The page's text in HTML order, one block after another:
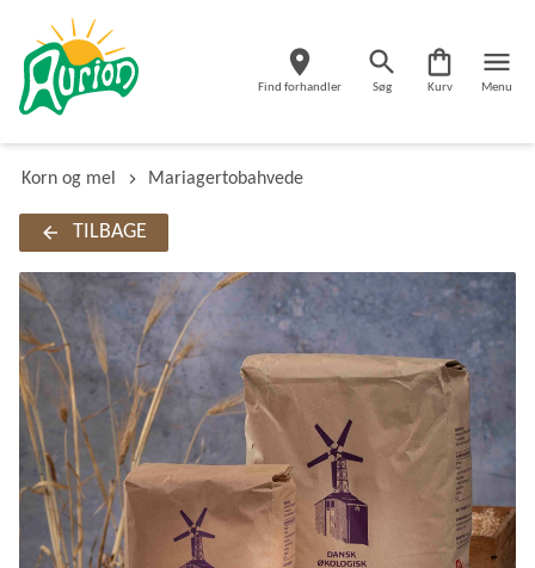
Find forhandler Søg Kurv Menu
Korn og mel Mariagertobahvede
TILBAGE